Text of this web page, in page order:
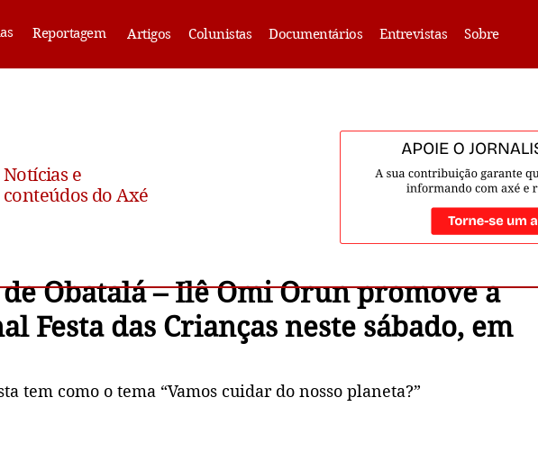
Reportagem Artigos Colunistas Documentários Entrevistas Sobre
Notícias e
conteúdos do Axé
Obatalá – Ilê Omi Orun promove a
Festa das Crianças neste sábado, em
tem como o tema “Vamos cuidar do nosso planeta?”